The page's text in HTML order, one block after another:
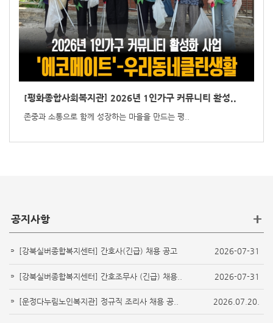
[평화종합사회복지관] 2026년 1인가구 커뮤니티 활성..
존중과 소통으로 함께 성장하는 마을을 만드는 평..
공지사항 +
[강북실버종합복지센터] 간호사(긴급) 채용 공고 2026-07-31
[강북실버종합복지센터] 간호조무사 (긴급) 채용.. 2026-07-31
[운정다누림노인복지관] 정규직 조리사 채용 공.. 2026.07.20.